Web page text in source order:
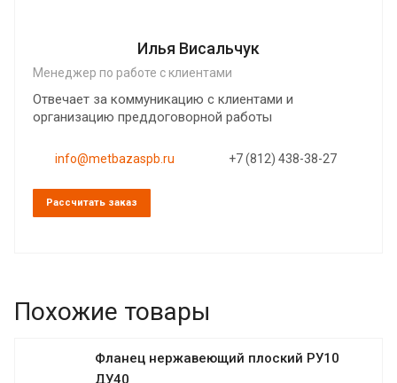
Илья Висальчук
Менеджер по работе с клиентами
Отвечает за коммуникацию с клиентами и
организацию преддоговорной работы
info@metbazaspb.ru +7 (812) 438-38-27
Рассчитать заказ
Похожие товары
Фланец нержавеющий плоский РУ10
ДУ40